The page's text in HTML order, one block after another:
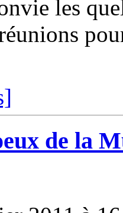
les
de la